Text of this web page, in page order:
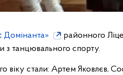
районного
з танцювального спорту.
віку стали: Артем Яковлєв,